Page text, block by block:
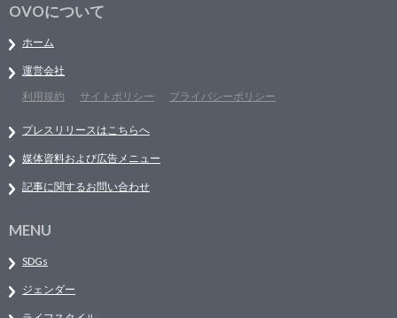
OVOについて
ホーム
運営会社
利用規約
サイトポリシー プライバシーポリシー
プレスリリースはこちらへ
媒体資料および広告メニュー
記事に関するお問い合わせ
MENU
SDGs
ジェンダー